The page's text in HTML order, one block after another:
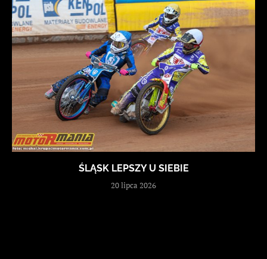
ŚLĄSK LEPSZY U SIEBIE
20 lipca 2026